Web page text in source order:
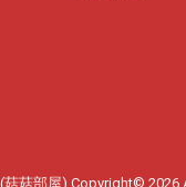
菇部屋) Copyright© 2026